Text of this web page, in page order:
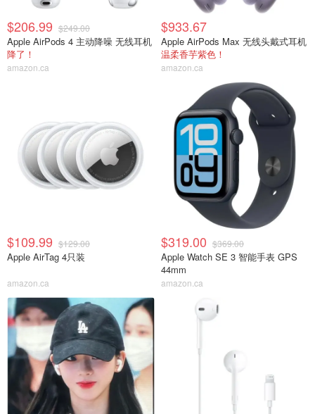
$206.99 $249.00
Apple AirPods 4 主动降噪 无线耳机
降了！
amazon.ca
$933.67
Apple AirPods Max 无线头戴式耳机
温柔香芋紫色！
amazon.ca
$109.99 $129.00
Apple AirTag 4只装
amazon.ca
$319.00 $369.00
Apple Watch SE 3 智能手表 GPS
44mm
amazon.ca